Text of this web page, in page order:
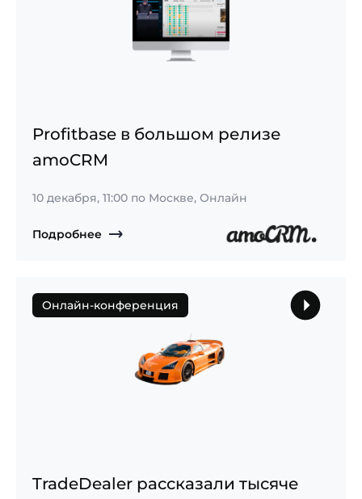
Profitbase в большом релизе
amoCRM
10 декабря, 11:00 по Москве, Онлайн
Подробнее
Онлайн-конференция
TradeDealer рассказали тысяче